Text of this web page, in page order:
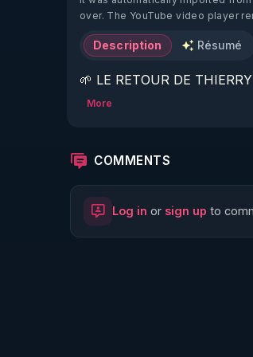
over. The YouTube video player
Description Résumé
🌱 LE RETOUR DE
🌱 LE MAGAZINE
http://rgnr.li/ymag
More
COMMENTS
Log in or sign up to